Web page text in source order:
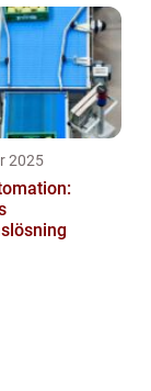
2025